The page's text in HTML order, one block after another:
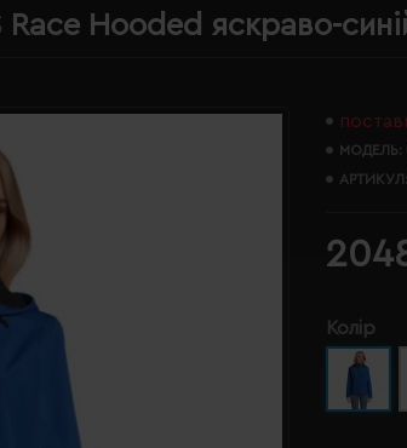
Hooded яскраво-
МОДЕЛЬ:
АРТИКУЛ:
Колір